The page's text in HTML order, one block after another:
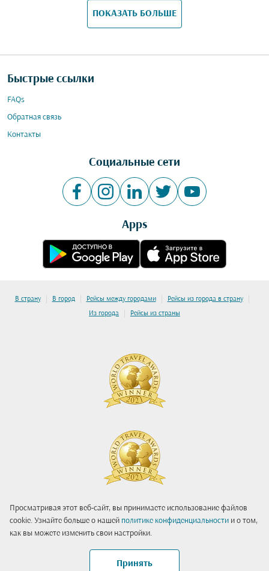
Просматривая этот веб-сайт, вы принимаете использование файлов
cookie. Узнайте больше о нашей политике конфиденциальности и о том,
как вы можете изменить свои настройки.
Принять
ПОКАЗАТЬ БОЛЬШЕ
Быстрые ссылки
FAQs
Обратная связь
Контакты
Социальные сети
Apps
В страну | В город | Рейсы между городами | Рейсы из города в страну |
Из города | Рейсы из страны